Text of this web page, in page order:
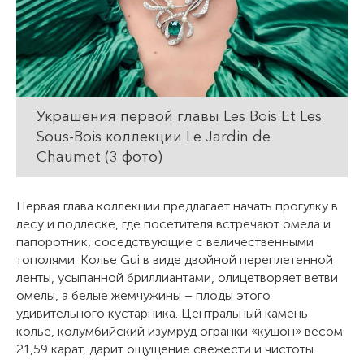
Украшения первой главы Les Bois Et Les
Sous-Bois коллекции Le Jardin de
Chaumet (3 фото)
Первая глава коллекции предлагает начать прогулку в
лесу и подлеске, где посетителя встречают омела и
папоротник, соседствующие с величественными
тополями. Колье Gui в виде двойной переплетенной
ленты, усыпанной бриллиантами, олицетворяет ветви
омелы, а белые жемчужины – плоды этого
удивительного кустарника. Центральный камень
колье, колумбийский изумруд огранки «кушон» весом
21,59 карат, дарит ощущение свежести и чистоты.